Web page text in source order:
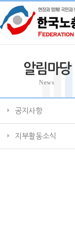
알림마당
News
공지사항
지부활동소식